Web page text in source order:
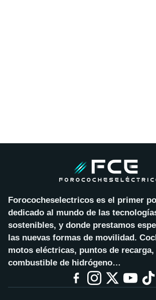
Forococheselectricos es el primer
dedicado al mundo de las
sostenibles, y donde prestamos
las nuevas formas de movilidad.
motos eléctricas, puntos de
combustible de hidrógeno…